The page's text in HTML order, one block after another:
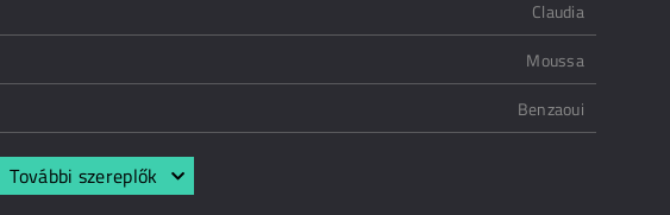
Claudia
Moussa
Benzaoui
További szereplők